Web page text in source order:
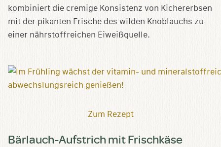
kombiniert die cremige Konsistenz von Kichererbsen
mit der pikanten Frische des wilden Knoblauchs zu
einer nährstoffreichen Eiweißquelle.
Zum Rezept
Bärlauch-Aufstrich mit Frischkäse